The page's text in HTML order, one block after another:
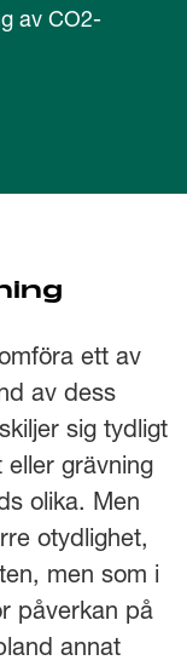
av CO2-
ett av
av dess
sig tydligt
grävning
olika. Men
otydlighet,
men som i
påverkan på
annat